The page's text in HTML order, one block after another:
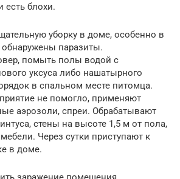
есть блохи.
уборку в доме, особенно в
паразиты.
помыть полы водой с
уксуса либо нашатырного
в спальном месте питомца.
не помогло, применяют
аэрозоли, спреи. Обрабатывают
стены на высоте 1,5 м от пола,
Через сутки приступают к
в доме.